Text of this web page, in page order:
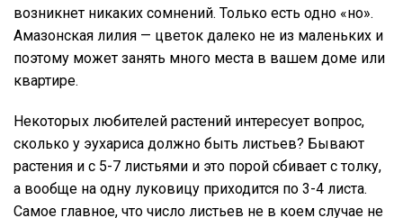
возникнет никаких сомнений. Только есть одно «но».
Амазонская лилия — цветок далеко не из маленьких и
поэтому может занять много места в вашем доме или
квартире.
Некоторых любителей растений интересует вопрос,
сколько у эухариса должно быть листьев? Бывают
растения и с 5-7 листьями и это порой сбивает с толку,
а вообще на одну луковицу приходится по 3-4 листа.
Самое главное, что число листьев не в коем случае не